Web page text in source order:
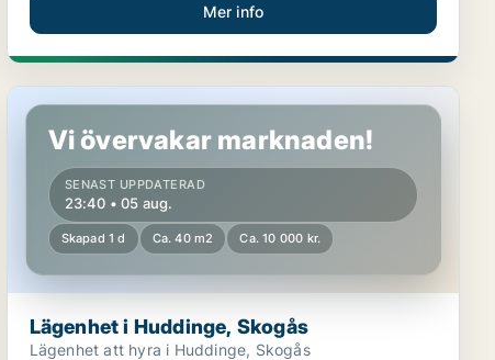
Mer info
Lägenhet i Huddinge, Skogås
Vi övervakar marknaden!
SENAST UPPDATERAD
23:40 • 05 aug.
Skapad 1 d Ca. 40 m2 Ca. 10 000 kr.
Lägenhet i Huddinge, Skogås
Lägenhet att hyra i Huddinge, Skogås